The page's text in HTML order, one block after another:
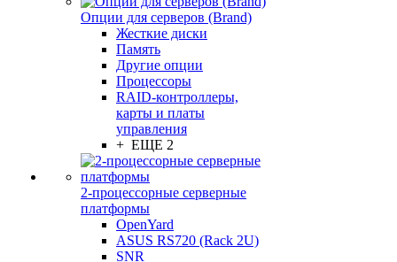
Опции для серверов (Brand)
Жесткие диски
Память
Другие опции
Процессоры
RAID-контроллеры,
карты и платы
управления
+ ЕЩЕ 2
2-процессорные серверные
платформы
OpenYard
ASUS RS720 (Rack 2U)
SNR